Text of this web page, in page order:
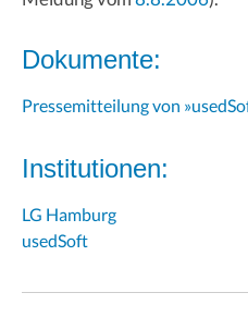
Dokumente:
Pressemitteilung von
Institutionen:
LG Hamburg
usedSoft